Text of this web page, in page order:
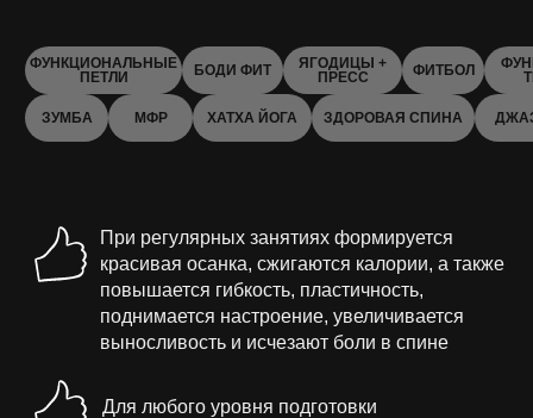
ФУНКЦИОНАЛЬНЫЕ
ПЕТЛИ
БОДИ ФИТ
ЯГОДИЦЫ +
ПРЕСС
ФИТБОЛ
ЗУМБА МФР ХАТХА ЙОГА ЗДОРОВАЯ СПИНА
При регулярных занятиях формируется
красивая осанка, сжигаются калории, а также
повышается гибкость, пластичность,
поднимается настроение, увеличивается
выносливость и исчезают боли в спине
Для любого уровня подготовки